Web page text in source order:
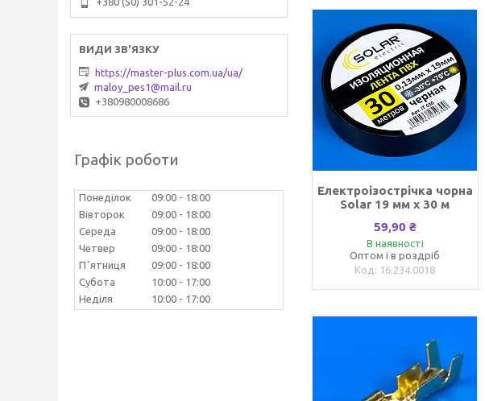
Електроізострічка чорна
Solar 19 мм x 30 м
59,90 ₴
В наявності
Оптом і в роздріб
16.234.0018
https://master-plus.com.ua/ua/
maloy_pes1@mail.ru
+380980008686
Графік роботи
Понеділок 09:00
18:00
Вівторок
09:00
18:00
Середа
09:00
18:00
Четвер
09:00
18:00
Пʼятниця
09:00
18:00
Субота
10:00
17:00
Неділя
10:00 17:00